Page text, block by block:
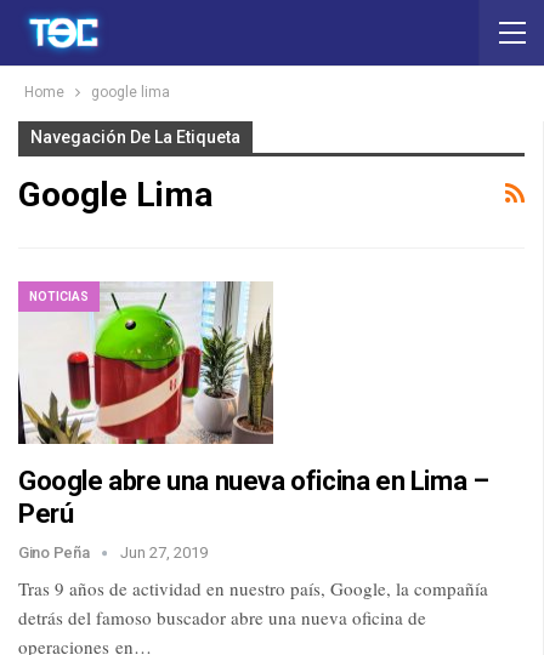
Home google lima
Navegación De La Etiqueta
Google Lima
NOTICIAS
Google abre una nueva oficina en Lima –
Perú
Gino Peña Jun 27, 2019
Tras 9 años de actividad en nuestro país, Google, la compañía
detrás del famoso buscador abre una nueva oficina de
operaciones en…